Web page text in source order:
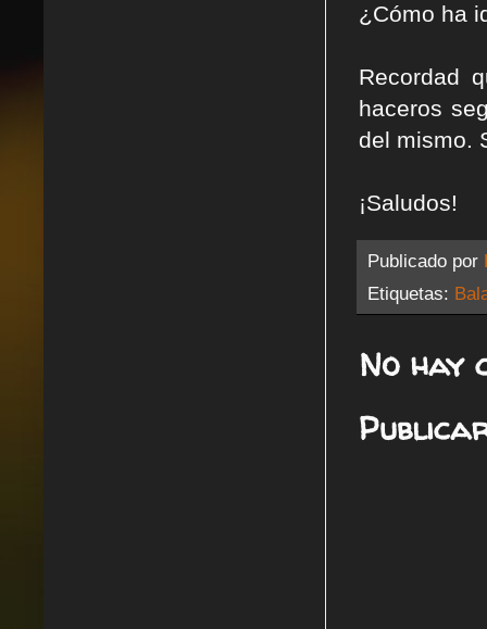
¿Cómo ha
Recordad
haceros
del mismo.
¡Saludos!
Publicado por
Etiquetas:
No hay